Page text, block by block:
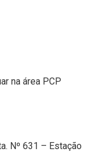
na área PCP
Nº 631 – Estação